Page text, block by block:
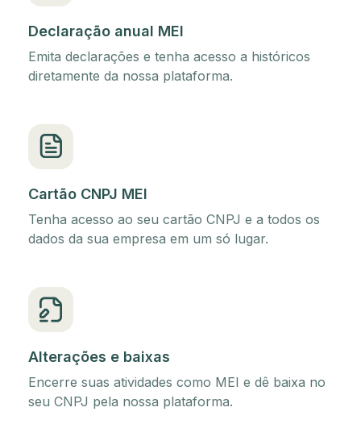
Declaração anual MEI
Emita declarações e tenha acesso a históricos
diretamente da nossa plataforma.
Cartão CNPJ MEI
Tenha acesso ao seu cartão CNPJ e a todos os
dados da sua empresa em um só lugar.
Alterações e baixas
Encerre suas atividades como MEI e dê baixa no
seu CNPJ pela nossa plataforma.